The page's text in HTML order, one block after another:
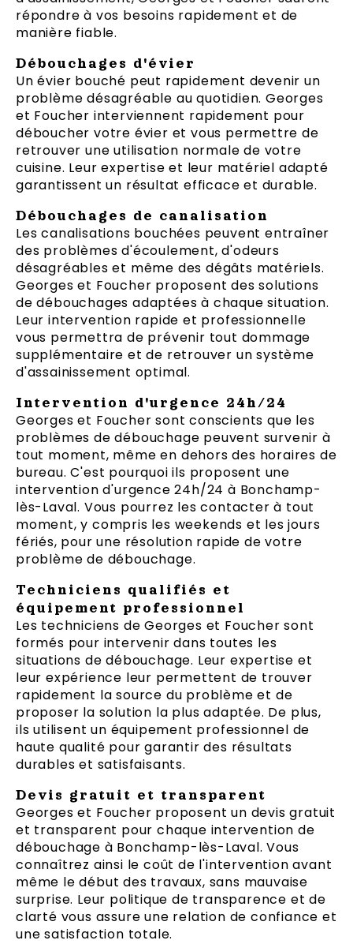
répondre à vos besoins rapidement et de
manière fiable.
Débouchages d'évier
Un évier bouché peut rapidement devenir un
problème désagréable au quotidien. Georges
et Foucher interviennent rapidement pour
déboucher votre évier et vous permettre de
retrouver une utilisation normale de votre
cuisine. Leur expertise et leur matériel adapté
garantissent un résultat efficace et durable.
Débouchages de canalisation
Les canalisations bouchées peuvent entraîner
des problèmes d'écoulement, d'odeurs
désagréables et même des dégâts matériels.
Georges et Foucher proposent des solutions
de débouchages adaptées à chaque situation.
Leur intervention rapide et professionnelle
vous permettra de prévenir tout dommage
supplémentaire et de retrouver un système
d'assainissement optimal.
Intervention d'urgence 24h/24
Georges et Foucher sont conscients que les
problèmes de débouchage peuvent survenir à
tout moment, même en dehors des horaires de
bureau. C'est pourquoi ils proposent une
intervention d'urgence 24h/24 à Bonchamp-
lès-Laval. Vous pourrez les contacter à tout
moment, y compris les weekends et les jours
fériés, pour une résolution rapide de votre
problème de débouchage.
Techniciens qualifiés et
équipement professionnel
Les techniciens de Georges et Foucher sont
formés pour intervenir dans toutes les
situations de débouchage. Leur expertise et
leur expérience leur permettent de trouver
rapidement la source du problème et de
proposer la solution la plus adaptée. De plus,
ils utilisent un équipement professionnel de
haute qualité pour garantir des résultats
durables et satisfaisants.
Devis gratuit et transparent
Georges et Foucher proposent un devis gratuit
et transparent pour chaque intervention de
débouchage à Bonchamp-lès-Laval. Vous
connaîtrez ainsi le coût de l'intervention avant
même le début des travaux, sans mauvaise
surprise. Leur politique de transparence et de
clarté vous assure une relation de confiance et
une satisfaction totale.